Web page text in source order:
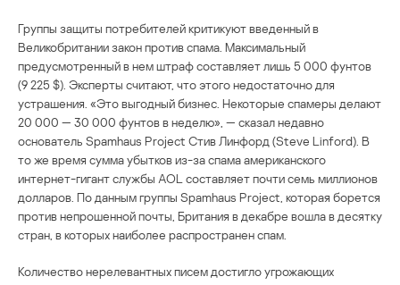
Группы защиты потребителей критикуют введенный в
Великобритании закон против спама. Максимальный
предусмотренный в нем штраф составляет лишь 5 000 фунтов
(9 225 $). Эксперты считают, что этого недостаточно для
устрашения. «Это выгодный бизнес. Некоторые спамеры делают
20 000 — 30 000 фунтов в неделю», — сказал недавно
основатель Spamhaus Project Стив Линфорд (Steve Linford). В
то же время сумма убытков из-за спама американского
интернет-гигант службы AOL составляет почти семь миллионов
долларов. По данным группы Spamhaus Project, которая борется
против непрошенной почты, Британия в декабре вошла в десятку
стран, в которых наиболее распространен спам.
Количество нерелевантных писем достигло угрожающих